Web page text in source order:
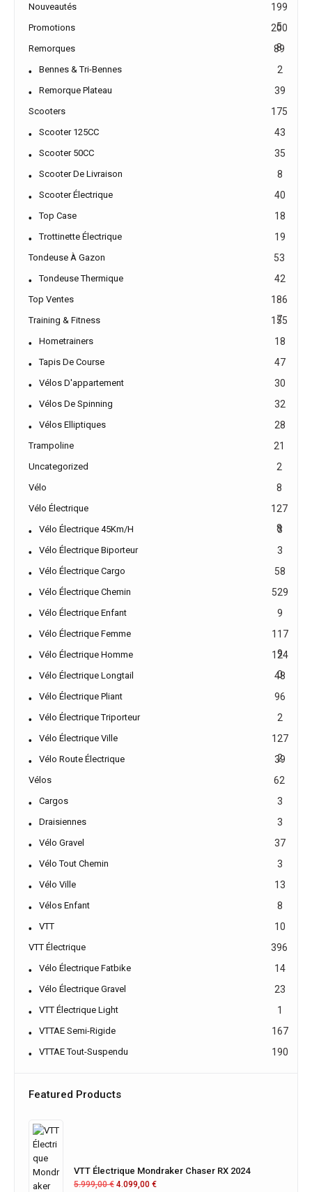
Nouveautés
199
5
Promotions
200
8
Remorques 89
Bennes & Tri-Bennes 2
Remorque Plateau 39
Scooters 175
Scooter 125CC 43
Scooter 50CC 35
Scooter De Livraison 8
Scooter Électrique 40
Top Case 18
Trottinette Électrique 19
Tondeuse À Gazon 53
Tondeuse Thermique 42
Top Ventes
186
7
Training & Fitness 155
Hometrainers 18
Tapis De Course 47
Vélos D'appartement 30
Vélos De Spinning 32
Vélos Elliptiques 28
Trampoline 21
Uncategorized 2
Vélo 8
Vélo Électrique
127
8
Vélo Électrique 45Km/h 3
Vélo Électrique Biporteur 3
Vélo Électrique Cargo 58
Vélo Électrique Chemin 529
Vélo Électrique Enfant 9
Vélo Électrique Femme
117
9
Vélo Électrique Homme
124
0
Vélo Électrique Longtail 48
Vélo Électrique Pliant 96
Vélo Électrique Triporteur 2
Vélo Électrique Ville
127
2
Vélo Route Électrique 39
Vélos 62
Cargos 3
Draisiennes 3
Vélo Gravel 37
Vélo Tout Chemin 3
Vélo Ville 13
Vélos Enfant 8
VTT 10
VTT Électrique 396
Vélo Électrique Fatbike 14
Vélo Électrique Gravel 23
VTT Électrique Light 1
VTTAE Semi-Rigide 167
VTTAE Tout-Suspendu 190
Featured Products
VTT Électrique Mondraker Chaser RX 2024
5.999,00€ 4.099,00 €